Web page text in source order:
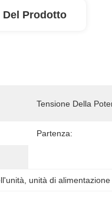
Del Prodotto
Tensione Della
Partenza:
unità di